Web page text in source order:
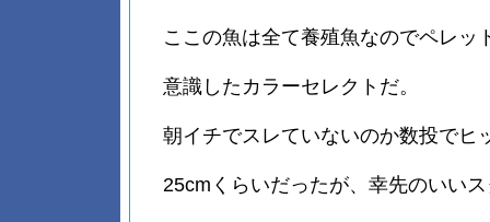
ここの魚は全て養殖魚なのでペレッ
意識したカラーセレクトだ。
朝イチでスレていないのか数投でヒ
25cmくらいだったが、幸先のいい